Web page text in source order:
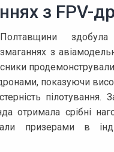
з FPV-
з
показуючи
пілотування.
отримала срібні
призерами в